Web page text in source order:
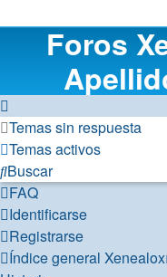
Foros
Temas sin respuesta
Temas activos
Buscar
FAQ
Identificarse
Registrarse
Índice general